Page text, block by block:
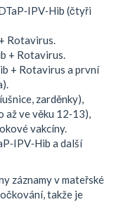
(čtyři
Rotavirus.
+ Rotavirus.
+ Rotavirus a první
zarděnky),
ve věku 12‑13),
vakcíny.
a další
záznamy v mateřské
takže je